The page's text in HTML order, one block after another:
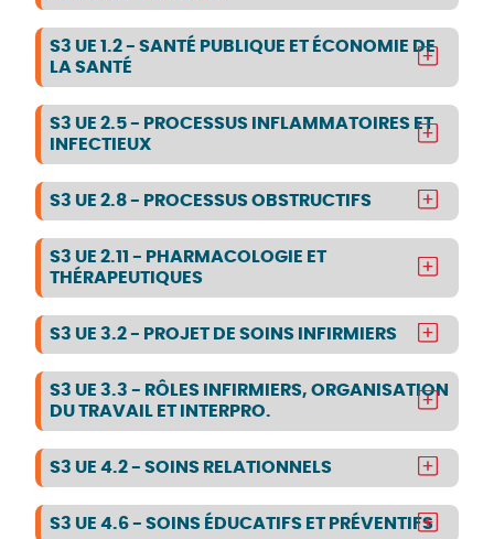
S3 UE 1.2 - SANTÉ PUBLIQUE ET ÉCONOMIE DE
LA SANTÉ
S3 UE 2.5 - PROCESSUS INFLAMMATOIRES ET
INFECTIEUX
S3 UE 2.8 - PROCESSUS OBSTRUCTIFS
S3 UE 2.11 - PHARMACOLOGIE ET
THÉRAPEUTIQUES
S3 UE 3.2 - PROJET DE SOINS INFIRMIERS
S3 UE 3.3 - RÔLES INFIRMIERS, ORGANISATION
DU TRAVAIL ET INTERPRO.
S3 UE 4.2 - SOINS RELATIONNELS
S3 UE 4.6 - SOINS ÉDUCATIFS ET PRÉVENTIFS